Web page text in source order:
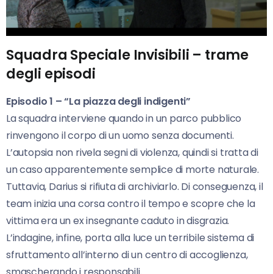
Squadra Speciale Invisibili – trame
degli episodi
Episodio 1 – “La piazza degli indigenti”
La squadra interviene quando in un parco pubblico
rinvengono il corpo di un uomo senza documenti.
L’autopsia non rivela segni di violenza, quindi si tratta di
un caso apparentemente semplice di morte naturale.
Tuttavia, Darius si rifiuta di archiviarlo. Di conseguenza, il
team inizia una corsa contro il tempo e scopre che la
vittima era un ex insegnante caduto in disgrazia.
L’indagine, infine, porta alla luce un terribile sistema di
sfruttamento all’interno di un centro di accoglienza,